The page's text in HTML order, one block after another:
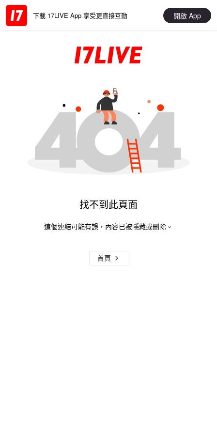
下載 17LIVE App 享受更直接互動 開啟 App
找不到此頁面
這個連結可能有誤，內容已被隱藏或刪除。
首頁